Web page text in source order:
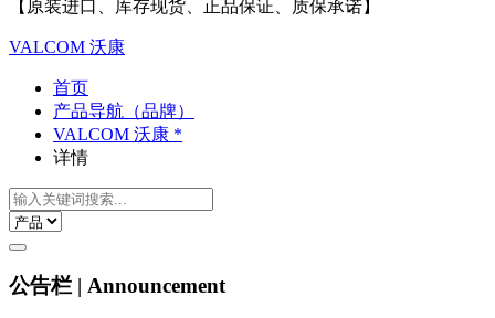
【原装进口、库存现货、正品保证、质保承诺】
VALCOM 沃康
首页
产品导航（品牌）
VALCOM 沃康 *
详情
公告栏 | Announcement